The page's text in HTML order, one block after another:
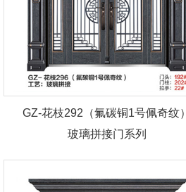
GZ-花枝292（氟碳铜1号佩奇纹）
玻璃拼接门系列